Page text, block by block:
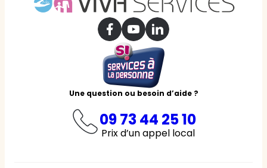
Une question ou besoin d’aide ?
09 73 44 25 10
Prix d’un appel local